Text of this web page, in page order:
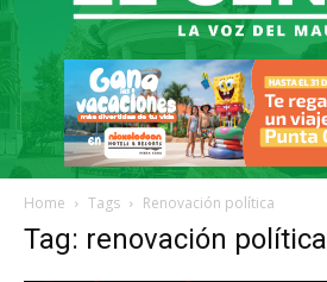
Home Tags Renovación política
Tag: renovación política